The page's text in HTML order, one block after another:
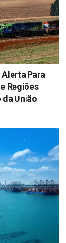
Para
Regiões
União